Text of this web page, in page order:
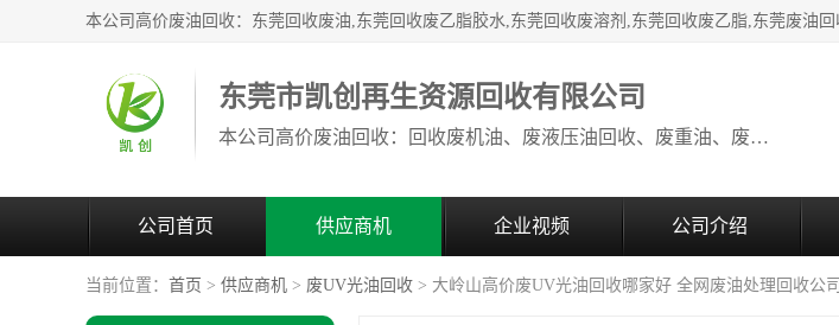
东莞市凯创再生资源回收有限公司
本公司高价废油回收：回收废机油、废液压油回收、废重油、废食用油回收、废导热油、废、废油漆、废UV光油、废清、废白矿油、废变压器油
公司首页 供应商机 企业视频 公司介绍
当前位置： 首页 > 供应商机 > 废UV光油回收 > 大岭山高价废UV光油回收哪家好 全网废油处理回收公司